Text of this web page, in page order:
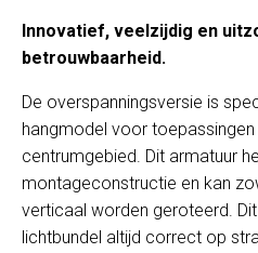
Innovatief, veelzijdig en
betrouwbaarheid.
De overspanningsversie is
hangmodel voor toepassingen
centrumgebied. Dit armatuur
montageconstructie en kan
verticaal worden geroteerd.
lichtbundel altijd correct op